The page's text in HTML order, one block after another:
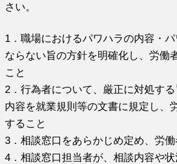
さい。
1．職場におけるパワハラの内容・
ならない旨の方針を明確化し、労働
こと
2．行為者について、厳正に対処す
内容を就業規則等の文書に規定し、
すること
3．相談窓口をあらかじめ定め、労
4．相談窓口担当者が、相談内容や